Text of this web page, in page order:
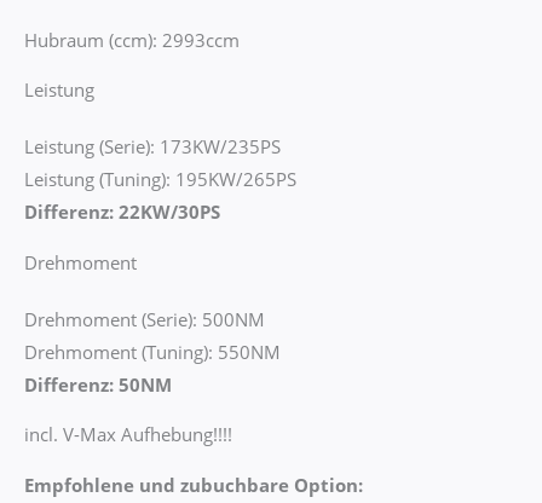
Hubraum (ccm): 2993ccm
Leistung
Leistung (Serie): 173KW/235PS
Leistung (Tuning): 195KW/265PS
Differenz: 22KW/30PS
Drehmoment
Drehmoment (Serie): 500NM
Drehmoment (Tuning): 550NM
Differenz: 50NM
incl. V-Max Aufhebung!!!!
Empfohlene und zubuchbare Option: